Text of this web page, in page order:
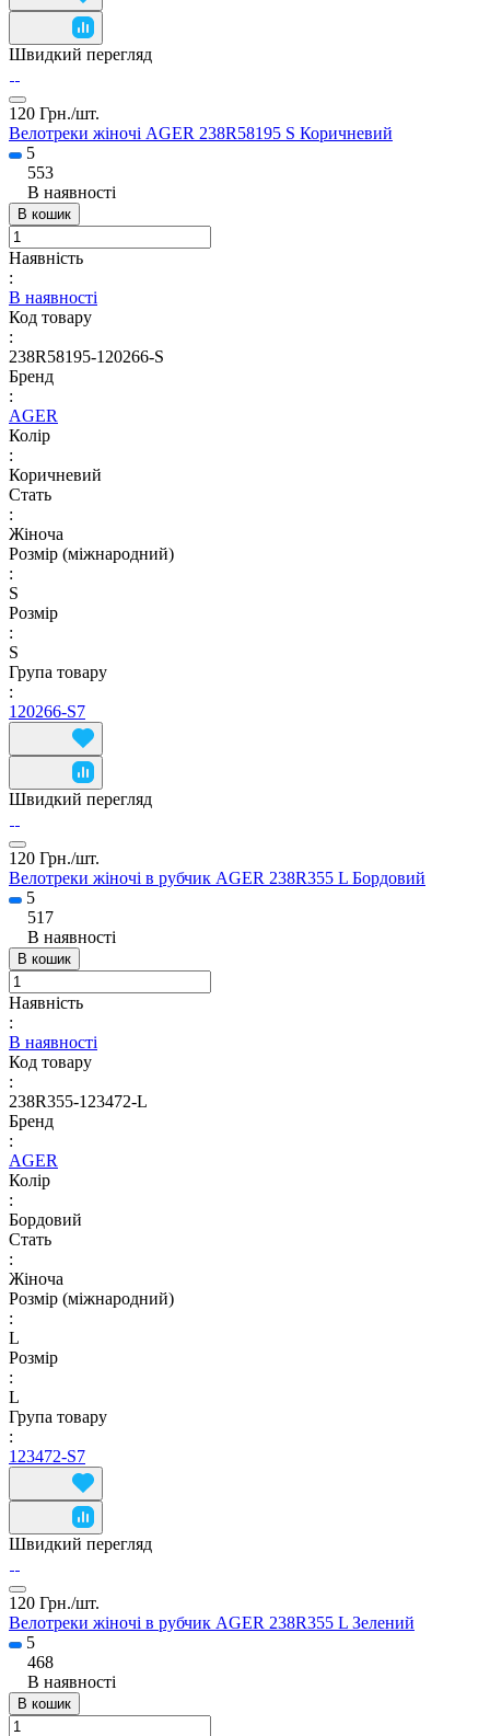
Швидкий перегляд
120 Грн./шт.
Велотреки жіночі AGER 238R58195 S Коричневий
5
553
В наявності
В кошик
Наявність
:
В наявності
Код товару
:
238R58195-120266-S
Бренд
:
AGER
Колір
:
Коричневий
Стать
:
Жіноча
Розмір (міжнародний)
:
S
Розмір
:
S
Група товару
:
120266-S7
Швидкий перегляд
120 Грн./шт.
Велотреки жіночі в рубчик AGER 238R355 L Бордовий
5
517
В наявності
В кошик
Наявність
:
В наявності
Код товару
:
238R355-123472-L
Бренд
:
AGER
Колір
:
Бордовий
Стать
:
Жіноча
Розмір (міжнародний)
:
L
Розмір
:
L
Група товару
:
123472-S7
Швидкий перегляд
120 Грн./шт.
Велотреки жіночі в рубчик AGER 238R355 L Зелений
5
468
В наявності
В кошик